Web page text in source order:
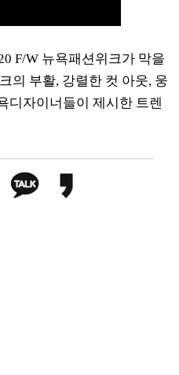
F/W 뉴욕패션위크가 막을
의 부활, 강렬한 컷 아웃, 웅
디자이너들이 제시한 트렌